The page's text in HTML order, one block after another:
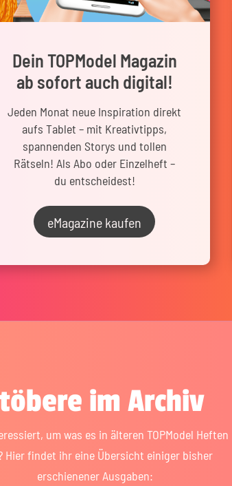
Dein TOPModel Magazin
ab sofort auch digital!
Jeden Monat neue Inspiration direkt
aufs Tablet – mit Kreativtipps,
spannenden Storys und tollen
Rätseln! Als Abo oder Einzelheft –
du entscheidest!
eMagazine kaufen
im Archiv
um was es in älteren TOPModel Heften
Hier findet ihr eine Übersicht einiger bisher
erschienener Ausgaben: